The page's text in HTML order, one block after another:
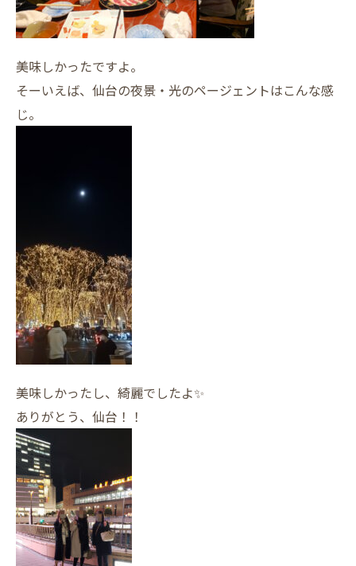
美味しかったですよ。
そーいえば、仙台の夜景・光のページェントはこんな感
じ。
美味しかったし、綺麗でしたよ✨
ありがとう、仙台！！